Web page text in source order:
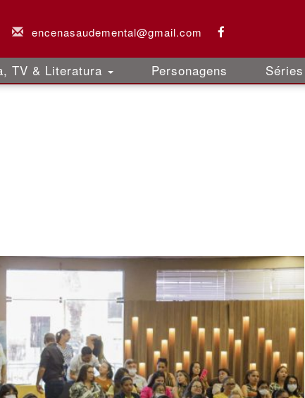
encenasaudemental@gmail.com
TV & Literatura Personagens Séries